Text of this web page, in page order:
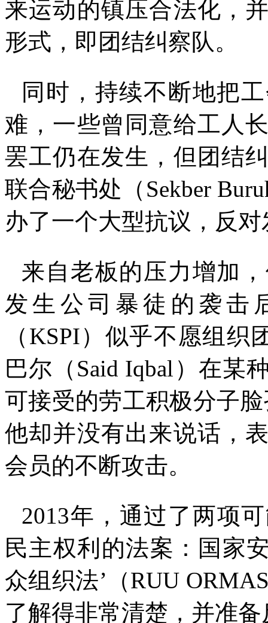
来运动的镇压合法化，
形式，即团结纠察队。
同时，持续不断地把
难，一些曾同意给工人
罢工仍在发生，但团结
联合秘书处（ Sekber
办了一个大型抗议，反
来自老板的压力增加
发生公司暴徒的袭击
（ KSPI）似乎不愿组织
巴尔（ Said Iqbal ）在某
可接受的劳工积极分子
他却并没有出来说话，
会员的不断攻击。
2013年，通过了两项
民主权利的法案：国家
众组织法’ （RUU
了解得非常清楚，并准